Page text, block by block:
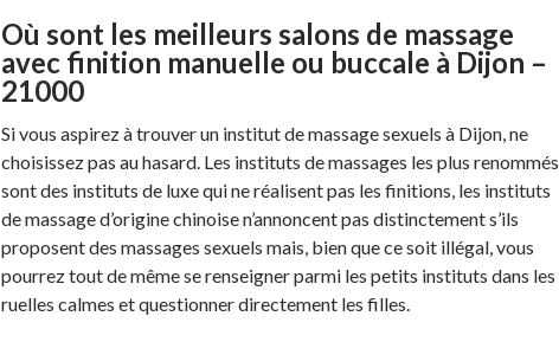
Où sont les meilleurs salons de massage
avec finition manuelle ou buccale à Dijon –
21000
Si vous aspirez à trouver un institut de massage sexuels à Dijon, ne
choisissez pas au hasard. Les instituts de massages les plus renommés
sont des instituts de luxe qui ne réalisent pas les finitions, les instituts
de massage d’origine chinoise n’annoncent pas distinctement s’ils
proposent des massages sexuels mais, bien que ce soit illégal, vous
pourrez tout de même se renseigner parmi les petits instituts dans les
ruelles calmes et questionner directement les filles.